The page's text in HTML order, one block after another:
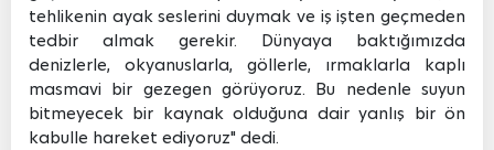
tehlikenin ayak seslerini duymak ve iş işten geçmeden
tedbir almak gerekir. Dünyaya baktığımızda
denizlerle, okyanuslarla, göllerle, ırmaklarla kaplı
masmavi bir gezegen görüyoruz. Bu nedenle suyun
bitmeyecek bir kaynak olduğuna dair yanlış bir ön
kabulle hareket ediyoruz" dedi.